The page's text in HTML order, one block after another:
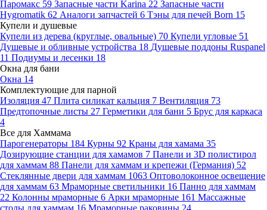
Паромакс 59 Запасные части Karina 22 Запасные части
Hygromatik 62 Аналоги запчастей 6 Тэны для печей Born 15
Купели и душевые
Купели из дерева (круглые, овальные) 70 Купели угловые 51
Душевые и обливные устройства 18 Душевые поддоны Ruspanel
11 Подиумы и лесенки 18
Окна для бани
Окна 14
Комплектующие для парной
Изоляция 47 Плита силикат кальция 7 Вентиляция 73
Предтопочные листы 27 Герметики для бани 5 Брус для каркаса
4
Все для Хаммама
Парогенераторы 184 Курны 92 Краны для хамама 35
Дозирующие станции для хамамов 7 Панели и 3D полистирол
для хаммам 88 Панели для хаммам и крепежи (Германия) 52
Стеклянные двери для хаммам 1063 Оптоволоконное освещение
для хаммам 63 Мраморные светильники 16 Панно для хаммам
22 Колонны мраморные 6 Арки мраморные 161 Массажные
столы для хаммам 16 Мраморные раковины 24